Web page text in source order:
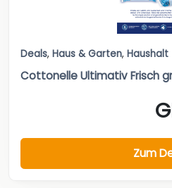
Deals, Haus & Garten, Haushalt
Cottonelle Ultimativ Frisch
Zum